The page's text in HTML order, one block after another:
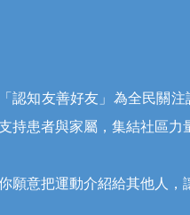
「認知友善好友」為全民關
持患者與家屬，集結社區力
願意把運動介紹給其他人，